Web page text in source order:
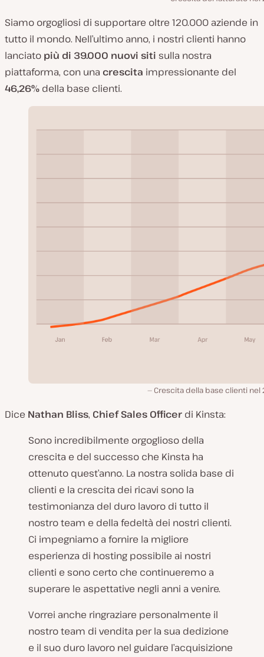
Siamo orgogliosi di supportare oltre 120.000 aziende in
tutto il mondo. Nell’ultimo anno, i nostri clienti hanno
lanciato più di 39.000 nuovi siti sulla nostra
piattaforma, con una crescita impressionante del
46,26% della base clienti.
Crescita della base clienti nel
Dice Nathan Bliss, Chief Sales Officer di Kinsta:
Sono incredibilmente orgoglioso della
crescita e del successo che Kinsta ha
ottenuto quest’anno. La nostra solida base di
clienti e la crescita dei ricavi sono la
testimonianza del duro lavoro di tutto il
nostro team e della fedeltà dei nostri clienti.
Ci impegniamo a fornire la migliore
esperienza di hosting possibile ai nostri
clienti e sono certo che continueremo a
superare le aspettative negli anni a venire.
Vorrei anche ringraziare personalmente il
nostro team di vendita per la sua dedizione
e il suo duro lavoro nel guidare l’acquisizione